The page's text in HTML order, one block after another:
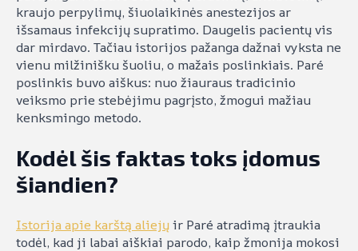
kraujo perpylimų, šiuolaikinės anestezijos ar
išsamaus infekcijų supratimo. Daugelis pacientų vis
dar mirdavo. Tačiau istorijos pažanga dažnai vyksta ne
vienu milžinišku šuoliu, o mažais poslinkiais. Paré
poslinkis buvo aiškus: nuo žiauraus tradicinio
veiksmo prie stebėjimu pagrįsto, žmogui mažiau
kenksmingo metodo.
Kodėl šis faktas toks įdomus
šiandien?
Istorija apie karštą aliejųir Paré atradimą įtraukia
todėl, kad ji labai aiškiai parodo, kaip žmonija mokosi